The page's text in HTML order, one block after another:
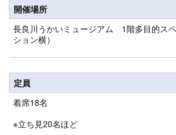
開催場所
長良川うかいミュージアム 1階多目的ス
ション横）
定員
着席18名
※立ち見20名ほど